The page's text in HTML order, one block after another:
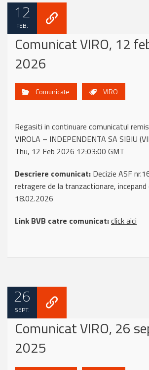
12
FEB.
Comunicat VIRO, 12
2026
Comunicate VIRO
Regasiti in continuare comunicatul
VIROLA – INDEPENDENTA SA SIBIU
Thu, 12 Feb 2026 12:03:00 GMT
Descriere comunicat: Decizie ASF
retragere de la tranzactionare, incepand
18.02.2026
Link BVB catre comunicat:click aici
26
SEPT.
Comunicat VIRO, 26
2025